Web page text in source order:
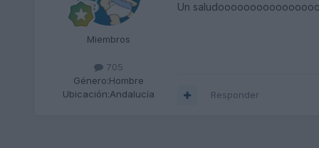
Miembros
705
Género:Hombre
Ubicación:Andalucía
Un
Responder